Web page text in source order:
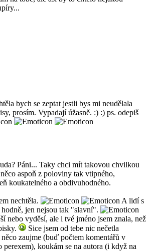
bych se zeptat jestli bys mi neudělala
prosím. Vypadají úžasně. :) :) ps. odepiš
Páni... Taky chci mít takovou chvilkou
aspoň z poloviny tak vtipného,
koukatelného a obdivuhodného.
nechtěla.
A lidí s
jen nejsou tak "slavní".
nebo vyděsí, ale i tvé jméno jsem znala, než
Sice jsem od tebe nic nečetla
zaujme (buď počtem komentářů v
perexem), koukám se na autora (i když na